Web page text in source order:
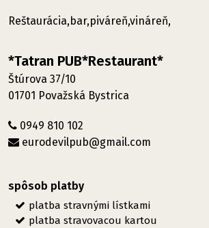
Reštaurácia,bar,piváreň,vináreň,
*Tatran PUB*Restaurant*
Štúrova 37/10
01701 Považská Bystrica
0949 810 102
eurodevilpub@gmail.com
spôsob platby
platba stravnými lístkami
platba stravovacou kartou